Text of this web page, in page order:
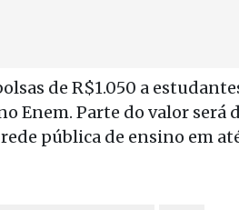
de R$1.050 a
Enem. Parte do valor será
pública de ensino em